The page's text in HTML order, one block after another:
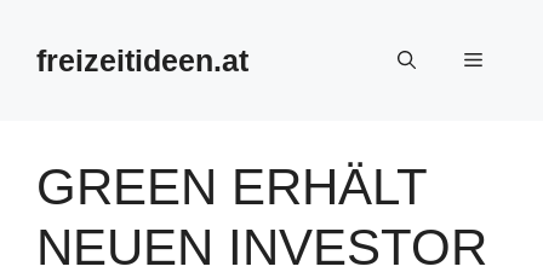
Inhalt
springenfreizeitideen.at Menü
GREEN ERHÄLT
NEUEN INVESTOR